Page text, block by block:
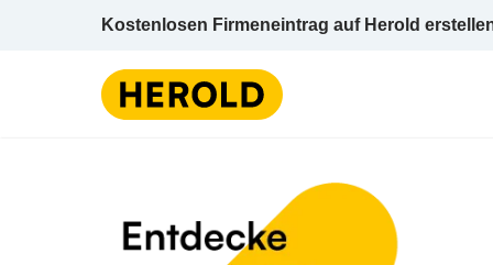
Kostenlosen Firmeneintrag auf Herold
Fleischhauereien